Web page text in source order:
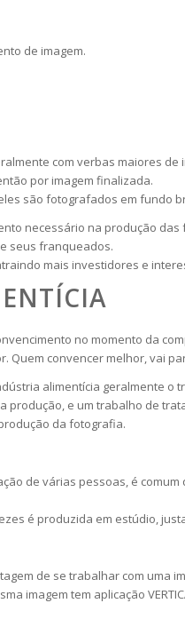
de imagem.
com verbas maiores
por imagem finalizada.
são fotografados em fundo
necessário na produção
seus franqueados.
mais investidores e
no momento da
convencer melhor, vai
alimentícia geralmente o
e um trabalho de
da fotografia.
de várias pessoas, é
é produzida em estúdio,
de se trabalhar com uma
imagem tem aplicação